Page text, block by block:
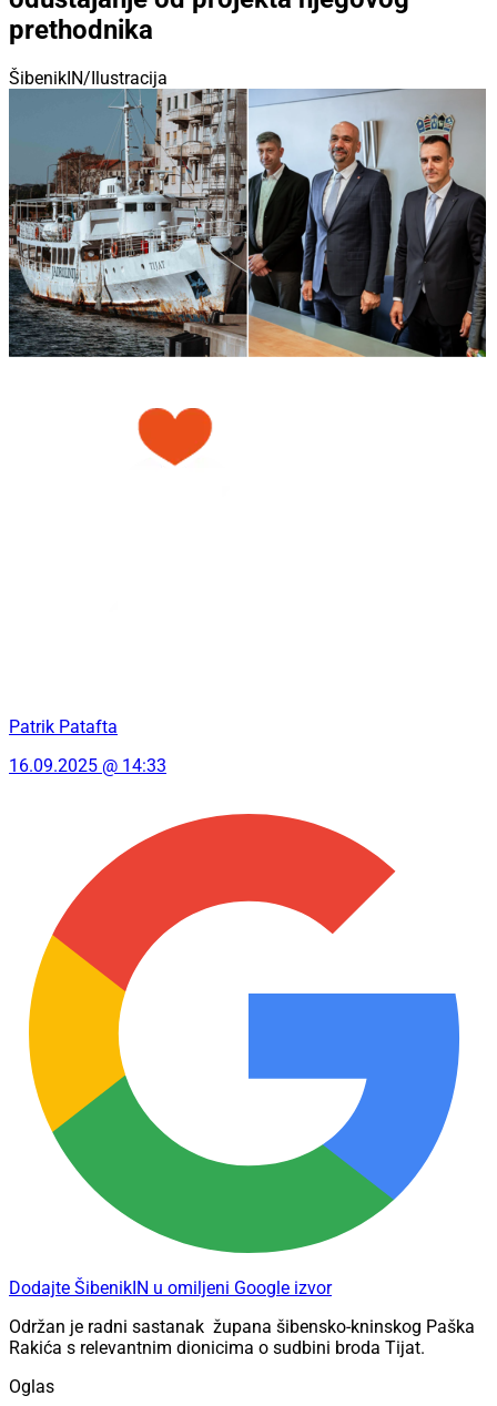
prethodnika
ŠibenikIN/Ilustracija
Patrik Patafta
16.09.2025 @ 14:33
Dodajte ŠibenikIN u omiljeni Google izvor
Održan je radni sastanak župana šibensko-kninskog Paška
Rakića s relevantnim dionicima o sudbini broda Tijat.
Oglas